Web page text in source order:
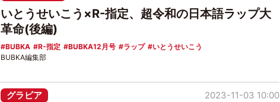
いとうせいこう×R-指定、超令和の日本語ラップ大
革命(後編)
BUBKA R-指定 BUBKA12月号 ラップ いとうせいこう
BUBKA編集部
グラビア 2023-11-03 10:00